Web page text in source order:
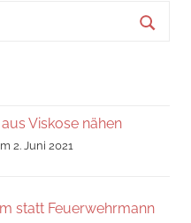
Viskose nähen
2. Juni 2021
statt Feuerwehrmann